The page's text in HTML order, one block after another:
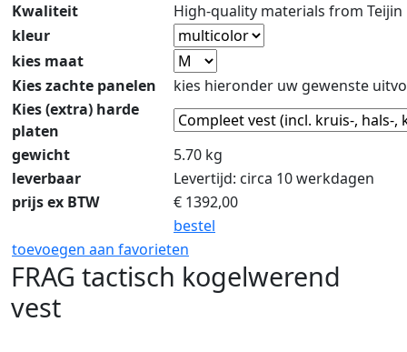
Kwaliteit
High-quality materials from Teijin
kleur
kies maat
Kies zachte panelen
kies hieronder uw gewenste
Kies (extra) harde
platen
gewicht
5.70 kg
leverbaar
Levertijd: circa 10 werkdagen
prijs ex BTW
€ 1392,00
bestel
toevoegen aan favorieten
FRAG tactisch kogelwerend
vest